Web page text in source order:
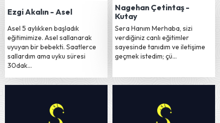
Ezgi Akalın - Asel
Asel 5 aylıkken başladık
eğitimimize. Asel sallanarak
uyuyan bir bebekti. Saatlerce
sallardım ama uyku süresi
30dak…
Nagehan Çetintaş -
Kutay
Sera Hanım Merhaba, sizi
verdiğiniz canlı eğitimler
sayesinde tanıdım ve iletişime
geçmek istedim; çü…